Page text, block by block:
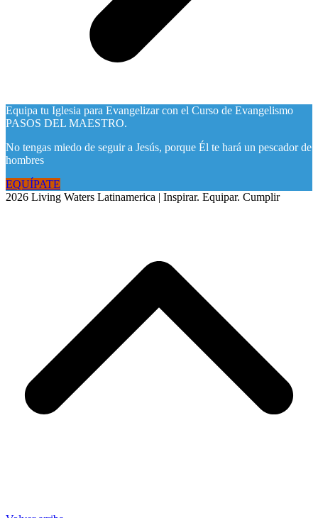
Equipa tu Iglesia para Evangelizar con el Curso de Evangelismo
PASOS DEL MAESTRO.
No tengas miedo de seguir a Jesús, porque Él te hará un pescador de
hombres
EQUÍPATE
2026 Living Waters Latinamerica | Inspirar. Equipar. Cumplir